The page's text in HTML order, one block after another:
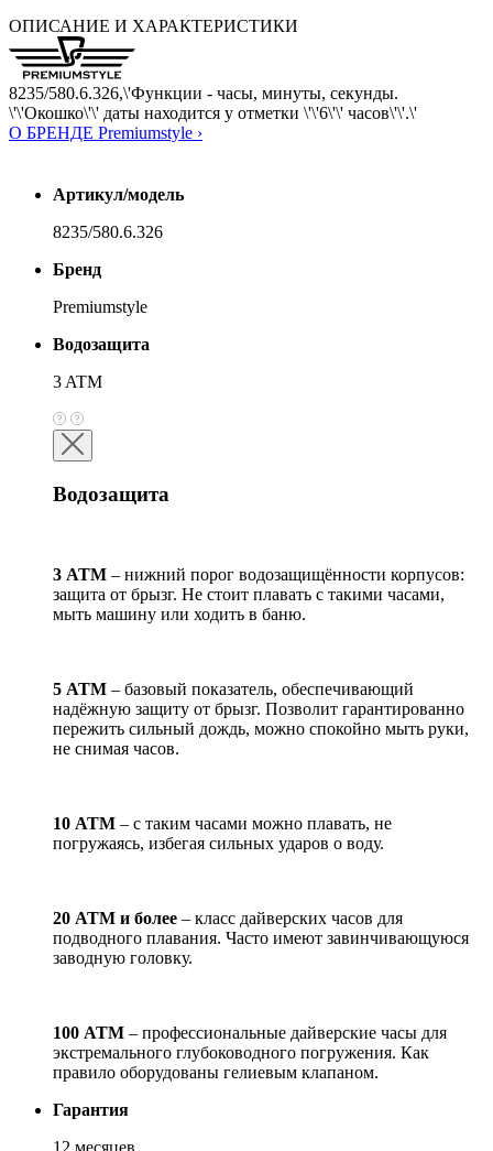
ОПИСАНИЕ И ХАРАКТЕРИСТИКИ
8235/580.6.326,\'Функции - часы, минуты, секунды.
\'\'Окошко\'\' даты находится у отметки \'\'6\'\' часов\'\'.\'
О БРЕНДЕ Premiumstyle ›
Артикул/модель
8235/580.6.326
Бренд
Premiumstyle
Водозащита
3 ATM
Водозащита
3 АТМ – нижний порог водозащищённости корпусов:
защита от брызг. Не стоит плавать с такими часами,
мыть машину или ходить в баню.
5 АТМ – базовый показатель, обеспечивающий
надёжную защиту от брызг. Позволит гарантированно
пережить сильный дождь, можно спокойно мыть руки,
не снимая часов.
10 АТМ – с таким часами можно плавать, не
погружаясь, избегая сильных ударов о воду.
20 АТМ и более – класс дайверских часов для
подводного плавания. Часто имеют завинчивающуюся
заводную головку.
100 АТМ – профессиональные дайверские часы для
экстремального глубоководного погружения. Как
правило оборудованы гелиевым клапаном.
Гарантия
12 месяцев